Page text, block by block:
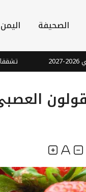
الصحيفة اليمن
تشققات